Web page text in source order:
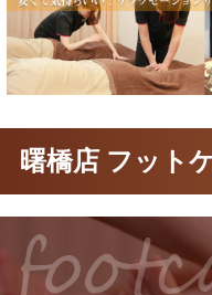
曙橋店 フット